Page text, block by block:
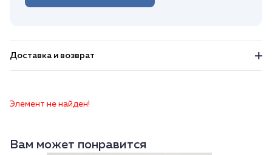
Доставка и возврат
Элемент не найден!
Вам может понравится